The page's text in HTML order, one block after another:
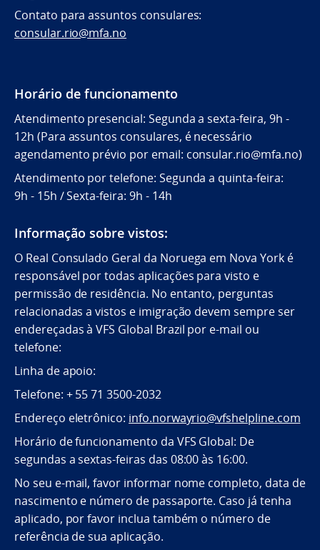
Contato para assuntos consulares:
consular.rio@mfa.no
Horário de funcionamento
Atendimento presencial: Segunda a sexta-feira, 9h -
12h (Para assuntos consulares, é necessário
agendamento prévio por email: consular.rio@mfa.no)
Atendimento por telefone: Segunda a quinta-feira:
9h - 15h / Sexta-feira: 9h - 14h
Informação sobre vistos:
O Real Consulado Geral da Noruega em Nova York é
responsável por todas aplicações para visto e
permissão de residência. No entanto, perguntas
relacionadas a vistos e imigração devem sempre ser
endereçadas à VFS Global Brazil por e-mail ou
telefone:
Linha de apoio:
Telefone: + 55 71 3500-2032
Endereço eletrônico: info.norwayrio@vfshelpline.com
Horário de funcionamento da VFS Global: De
segundas a sextas-feiras das 08:00 às 16:00.
No seu e-mail, favor informar nome completo, data de
nascimento e número de passaporte. Caso já tenha
aplicado, por favor inclua também o número de
referência de sua aplicação.